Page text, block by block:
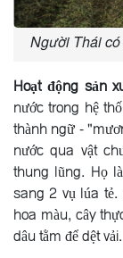
Người Thái
Hoạt động sản
nước trong hệ
thành ngữ -
nước qua vật
thung lũng. Họ
sang 2 vụ lúa
hoa màu, cây
dâu tằm để dệt vải.